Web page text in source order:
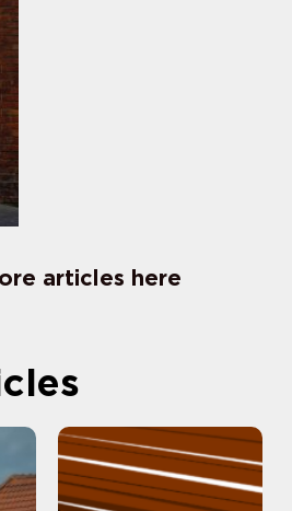
articles here